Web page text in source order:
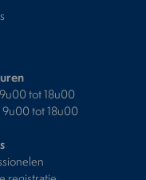
tot 18u00
9u00 tot 18u00